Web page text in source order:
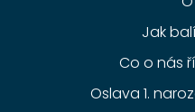
Jak
Co o nás
Oslava 1.